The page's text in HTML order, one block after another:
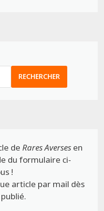
RECHERCHER
de Rares Aversesen
du formulaire ci-
!
article par mail dès